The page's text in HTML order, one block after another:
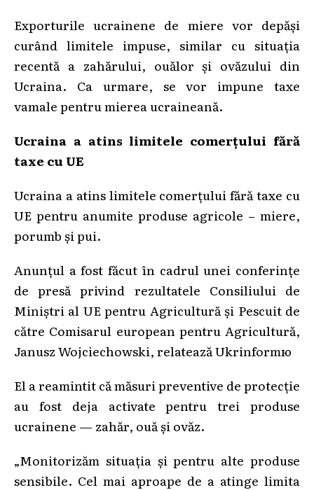
Exporturile ucrainene de miere vor depăși
curând limitele impuse, similar cu situația
recentă a zahărului, ouălor și ovăzului din
Ucraina. Ca urmare, se vor impune taxe
vamale pentru mierea ucraineană.
Ucraina a atins limitele comerțului fără
taxe cu UE
Ucraina a atins limitele comerțului fără taxe cu
UE pentru anumite produse agricole – miere,
porumb și pui.
Anunțul a fost făcut în cadrul unei conferințe
de presă privind rezultatele Consiliului de
Miniștri al UE pentru Agricultură și Pescuit de
către Comisarul european pentru Agricultură,
Janusz Wojciechowski, relatează Ukrinformю
El a reamintit că măsuri preventive de protecție
au fost deja activate pentru trei produse
ucrainene — zahăr, ouă și ovăz.
„Monitorizăm situația și pentru alte produse
sensibile. Cel mai aproape de a atinge limita